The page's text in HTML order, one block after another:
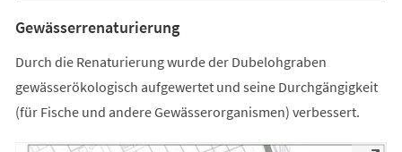
Gewässerrenaturierung
Durch die Renaturierung wurde der Dubelohgraben
gewässerökologisch aufgewertet und seine Durchgängigkeit
(für Fische und andere Gewässerorganismen) verbessert.